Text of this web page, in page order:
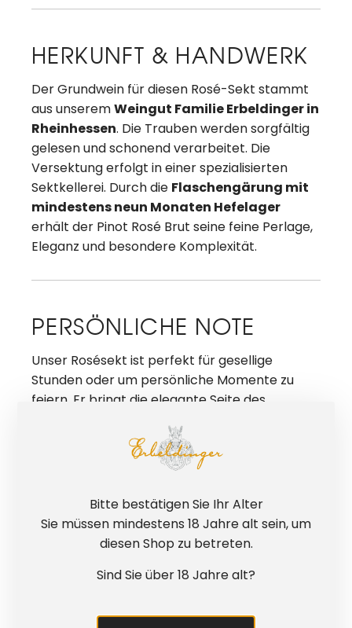
HERKUNFT & HANDWERK
Der Grundwein für diesen Rosé-Sekt stammt
aus unseremWeingut Familie Erbeldinger in
Rheinhessen. Die Trauben werden sorgfältig
gelesen und schonend verarbeitet. Die
Versektung erfolgt in einer spezialisierten
Sektkellerei. Durch die Flaschengärung mit
mindestens neun Monaten Hefelager
erhält der Pinot Rosé Brut seine feine Perlage,
Eleganz und besondere Komplexität.
PERSÖNLICHE NOTE
Unser Rosésekt ist perfekt für gesellige
Stunden oder um persönliche Momente zu
feiern. Er bringt die elegante Seite des
charmant, fruchtig und dennoch trocken
Genau der richtige Sekt für alle, die das Leben
Perlen feiern wollen und deren Lieblingsfarbe
Rosé ist.
Bitte bestätigen Sie Ihr Alter
Sie müssen mindestens 18 Jahre alt sein, um
diesen Shop zu betreten.
Sind Sie über 18 Jahre alt?